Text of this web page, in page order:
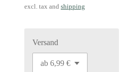
excl. tax and shipping
Versand